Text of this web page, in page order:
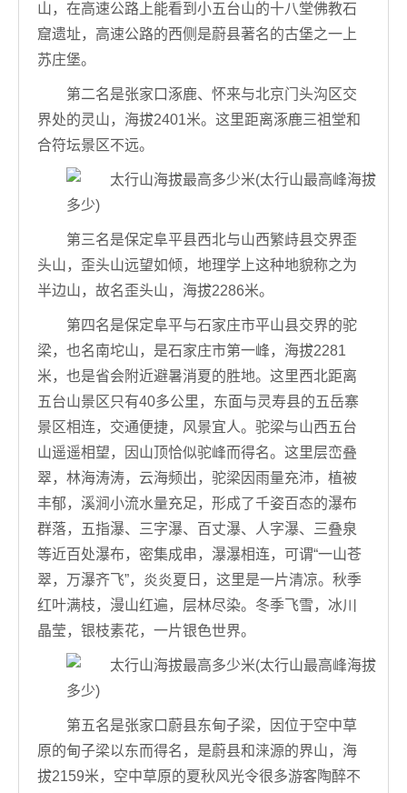
山，在高速公路上能看到小五台山的十八堂佛教石
窟遗址，高速公路的西侧是蔚县著名的古堡之一上
苏庄堡。
第二名是张家口涿鹿、怀来与北京门头沟区交
界处的灵山，海拔2401米。这里距离涿鹿三祖堂和
合符坛景区不远。
第三名是保定阜平县西北与山西繁歭县交界歪
头山，歪头山远望如倾，地理学上这种地貌称之为
半边山，故名歪头山，海拔2286米。
第四名是保定阜平与石家庄市平山县交界的驼
梁，也名南坨山，是石家庄市第一峰，海拔2281
米，也是省会附近避暑消夏的胜地。这里西北距离
五台山景区只有40多公里，东面与灵寿县的五岳寨
景区相连，交通便捷，风景宜人。驼梁与山西五台
山遥遥相望，因山顶恰似驼峰而得名。这里层峦叠
翠，林海涛涛，云海频出，驼梁因雨量充沛，植被
丰郁，溪涧小流水量充足，形成了千姿百态的瀑布
群落，五指瀑、三字瀑、百丈瀑、人字瀑、三叠泉
等近百处瀑布，密集成串，瀑瀑相连，可谓“一山苍
翠，万瀑齐飞”，炎炎夏日，这里是一片清凉。秋季
红叶满枝，漫山红遍，层林尽染。冬季飞雪，冰川
晶莹，银枝素花，一片银色世界。
第五名是张家口蔚县东甸子梁，因位于空中草
原的甸子梁以东而得名，是蔚县和涞源的界山，海
拔2159米，空中草原的夏秋风光令很多游客陶醉不